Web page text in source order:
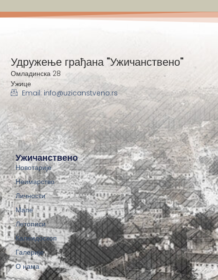
Ужичанствено
Новотарије
Неимарство
Личности
Мапе
Летописи
Калеидоскоп
Галерије
О нама
Удружење грађана "Ужичанствено"
Омладинска 28
Ужице
Email: info@uzicanstveno.rs